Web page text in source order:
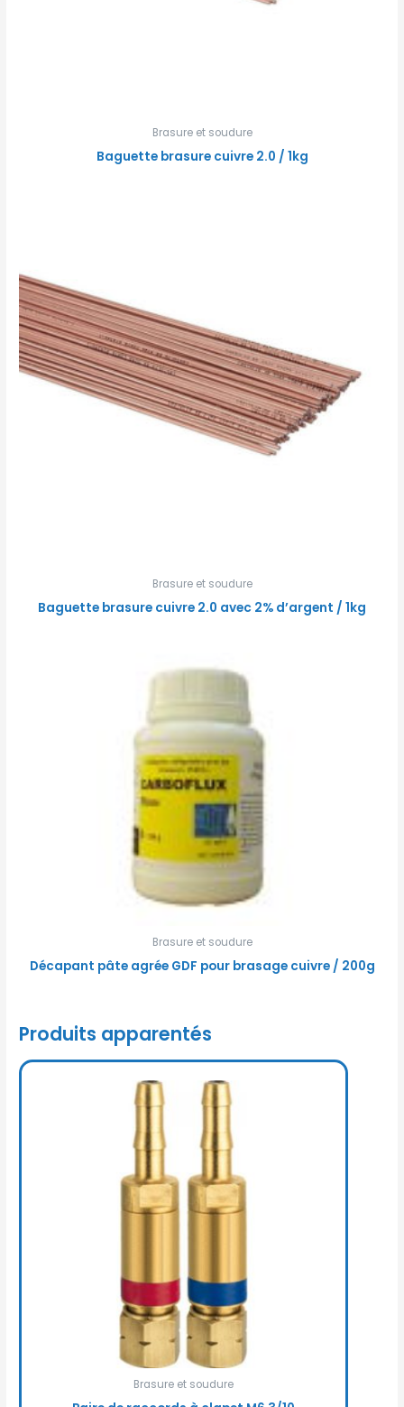
Brasure et soudure
Baguette brasure cuivre 2.0 / 1kg
Brasure et soudure
Baguette brasure cuivre 2.0 avec 2% d’argent / 1kg
Brasure et soudure
Décapant pâte agrée GDF pour brasage cuivre / 200g
Produits apparentés
Brasure et soudure